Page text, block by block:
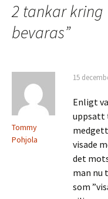
2 tankar kring
bevaras”
Tommy
Pohjola
15
Enligt
uppsatt
visade
det
man nu
som